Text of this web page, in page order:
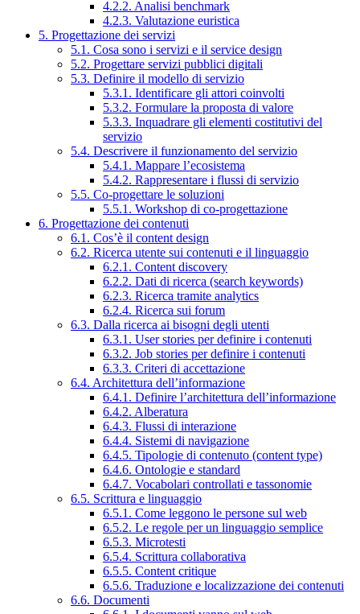
4.2.2. Analisi benchmark
4.2.3. Valutazione euristica
5. Progettazione dei servizi
5.1. Cosa sono i servizi e il service design
5.2. Progettare servizi pubblici digitali
5.3. Definire il modello di servizio
5.3.1. Identificare gli attori coinvolti
5.3.2. Formulare la proposta di valore
5.3.3. Inquadrare gli elementi costitutivi del
servizio
5.4. Descrivere il funzionamento del servizio
5.4.1. Mappare l’ecosistema
5.4.2. Rappresentare i flussi di servizio
5.5. Co-progettare le soluzioni
5.5.1. Workshop di co-progettazione
6. Progettazione dei contenuti
6.1. Cos’è il content design
6.2. Ricerca utente sui contenuti e il linguaggio
6.2.1. Content discovery
6.2.2. Dati di ricerca (search keywords)
6.2.3. Ricerca tramite analytics
6.2.4. Ricerca sui forum
6.3. Dalla ricerca ai bisogni degli utenti
6.3.1. User stories per definire i contenuti
6.3.2. Job stories per definire i contenuti
6.3.3. Criteri di accettazione
6.4. Architettura dell’informazione
6.4.1. Definire l’architettura dell’informazione
6.4.2. Alberatura
6.4.3. Flussi di interazione
6.4.4. Sistemi di navigazione
6.4.5. Tipologie di contenuto (content type)
6.4.6. Ontologie e standard
6.4.7. Vocabolari controllati e tassonomie
6.5. Scrittura e linguaggio
6.5.1. Come leggono le persone sul web
6.5.2. Le regole per un linguaggio semplice
6.5.3. Microtesti
6.5.4. Scrittura collaborativa
6.5.5. Content critique
6.5.6. Traduzione e localizzazione dei contenuti
6.6. Documenti